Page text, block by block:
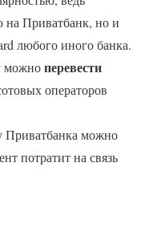
на Приватбанк, но и
любого иного банка.
можноперевести
операторов
Приватбанка можно
потратит на связь